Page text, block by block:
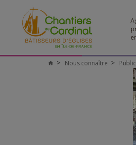
Chantiers
Nous connaître